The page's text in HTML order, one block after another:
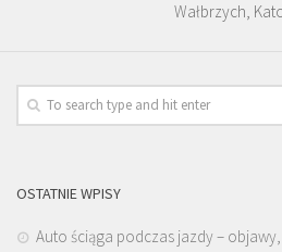
Wałbrzych,
OSTATNIE WPISY
Auto ściąga podczas jazdy –